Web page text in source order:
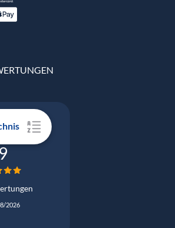
2026